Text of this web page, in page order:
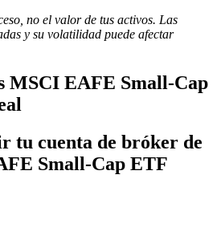
no el valor de tus activos. Las
y su volatilidad puede afectar
MSCI EAFE Small-Cap
tu cuenta de bróker de
Small-Cap ETF